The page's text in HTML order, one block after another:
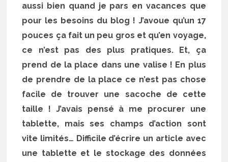
aussi bien quand je pars en vacances que
pour les besoins du blog ! J’avoue qu’un 17
pouces ça fait un peu gros et qu’en voyage,
ce n’est pas des plus pratiques. Et, ça
prend de la place dans une valise ! En plus
de prendre de la place ce n’est pas chose
facile de trouver une sacoche de cette
taille ! J’avais pensé à me procurer une
tablette, mais ses champs d’action sont
vite limités… Difficile d’écrire un article avec
une tablette et le stockage des données